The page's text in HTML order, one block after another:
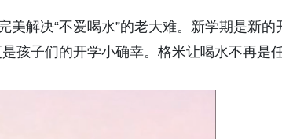
美解决“不爱喝水”的老大难。新学期是新的
孩子们的开学小确幸。格米让喝水不再是